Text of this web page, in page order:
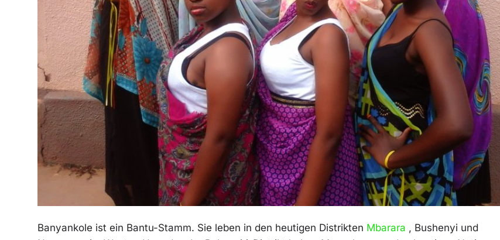
Banyankole ist ein Bantu-Stamm. Sie leben in den heutigen Distrikten Mbarara , Bushenyi und